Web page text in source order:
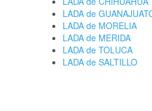
LADA de
LADA de MORELIA
LADA de MERIDA
LADA de TOLUCA
LADA de SALTILLO